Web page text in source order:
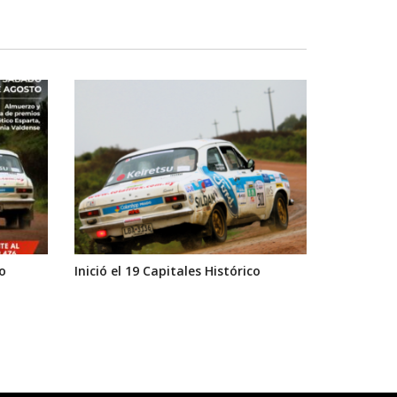
Inició el 19 Capitales Histórico